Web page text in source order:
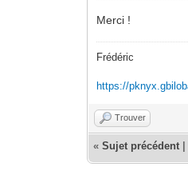
Merci !
Frédéric
https://
Trouver
«Sujet précédent